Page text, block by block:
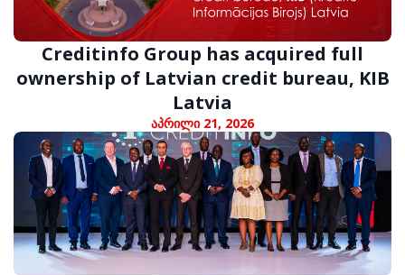
Creditinfo Group has acquired full
ownership of Latvian credit bureau, KIB
Latvia
აპრილი 21, 2026